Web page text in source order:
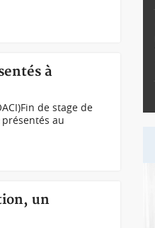
à
de stage de
au
un